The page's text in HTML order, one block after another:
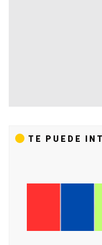
TE PUEDE